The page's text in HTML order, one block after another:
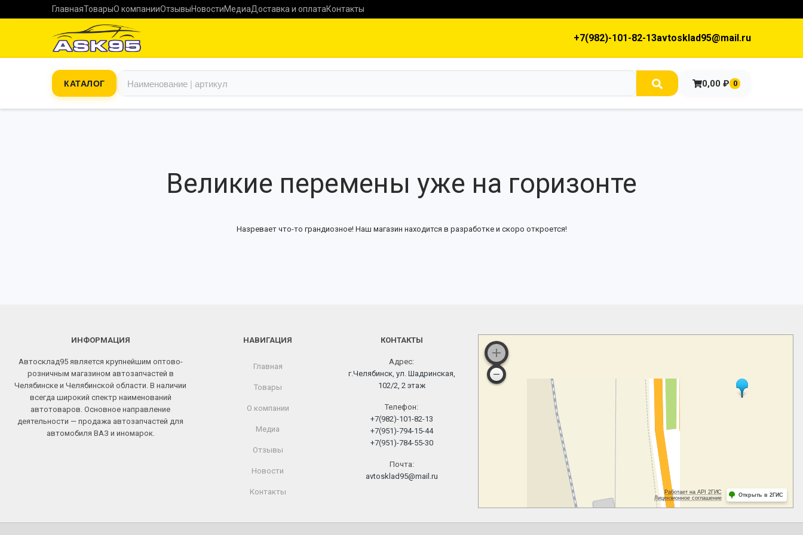
ГлавнаяТоварыО компанииОтзывыНовостиМедиаДоставка и оплатаКонтакты
+7(982)-101-82-13avtosklad95@mail.ru
КАТАЛОГ 0,00 ₽ 0
Великие перемены уже на горизонте
Назревает что-то грандиозное! Наш магазин находится в разработке и скоро откроется!
ИНФОРМАЦИЯ
Автосклад95 является крупнейшим оптово-
розничным магазином автозапчастей в
Челябинске и Челябинской области. В наличии
всегда широкий спектр наименований
автотоваров. Основное направление
деятельности — продажа автозапчастей для
автомобиля ВАЗ и иномарок.
НАВИГАЦИЯ
Главная
Товары
О компании
Медиа
Отзывы
Новости
Контакты
КОНТАКТЫ
Адрес:
г.Челябинск, ул. Шадринская,
102/2, 2 этаж
Телефон:
+7(982)-101-82-13
+7(951)-794-15-44
+7(951)-784-55-30
Почта:
avtosklad95@mail.ru